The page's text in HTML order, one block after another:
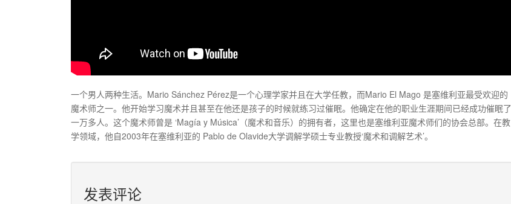
一个男人两种生活。Mario Sánchez Pérez是一个心理学家并且在大学任教，而Mario El Mago 是塞维利亚最受欢迎的
魔术师之一。他开始学习魔术并且甚至在他还是孩子的时候就练习过催眠。他确定在他的职业生涯期间已经成功催眠了
一万多人。这个魔术师曾是 ‘Magía y Música’（魔术和音乐）的拥有者，这里也是塞维利亚魔术师们的协会总部。在教
学领域，他自2003年在塞维利亚的 Pablo de Olavide大学调解学硕士专业教授‘魔术和调解艺术’。
发表评论